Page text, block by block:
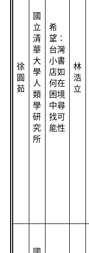
徐
圓
茹
國
立
清
華
大
學
人
類
學
研
究
所
希
望：
台灣
小書
店如
何在
困境
中尋
找可
能性
林
浩
立